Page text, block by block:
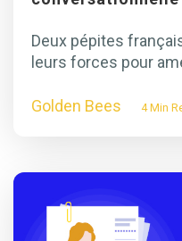
Deux pépites
leurs forces pour
Golden Bees 4 Min